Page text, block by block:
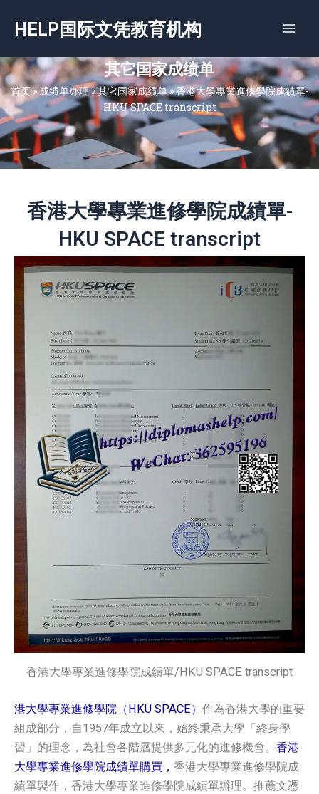
容
HELP国际文凭教育机构
其它国家成绩单
首页»成绩单办理»其它国家成绩单»香港大學專業進修學院成績單-
HKU SPACE transcript
香港大學專業進修學院成績單-
HKU SPACE transcript
香港大學專業進修學院成績單/HKU SPACE transcript
港大學專業進修學院（HKU SPACE） 作為香港大學的重要
組成部分，自1957年成立以來，始終秉承大學「終身學
習」的理念，為社會各階層提供多元化的進修機會。 香港
大學專業進修學院成績單購買， 香港大學專業進修學院成
績單製作，香港大學專業進修學院成績單辦理。推薦文憑